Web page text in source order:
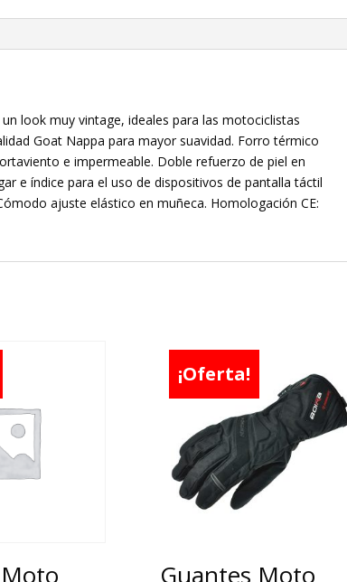
look muy vintage, ideales para las motociclistas
Goat Nappa para mayor suavidad. Forro térmico
e impermeable. Doble refuerzo de piel en
e índice para el uso de dispositivos de pantalla táctil
ajuste elástico en muñeca. Homologación CE:
¡Oferta!
Guantes Moto